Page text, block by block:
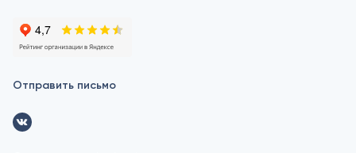
Отправить письмо